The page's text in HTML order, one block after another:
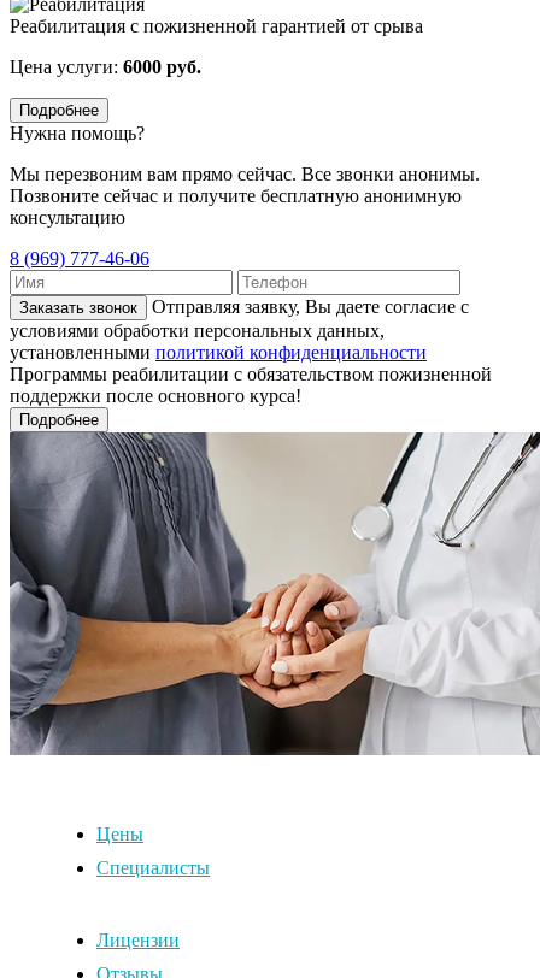
Реабилитация с пожизненной гарантией от срыва
Цена услуги: 6000 руб.
Подробнее
Нужна помощь?
Мы перезвоним вам прямо сейчас. Все звонки анонимы.
Позвоните сейчас и получите бесплатную анонимную
консультацию
8 (969) 777-46-06
Заказать звонок
Отправляя заявку, Вы даете согласие с
условиями обработки персональных данных,
установленными политикой конфиденциальности
Программы реабилитации с обязательством пожизненной
поддержки после основного курса!
Подробнее
Цены
Специалисты
Лицензии
Отзывы